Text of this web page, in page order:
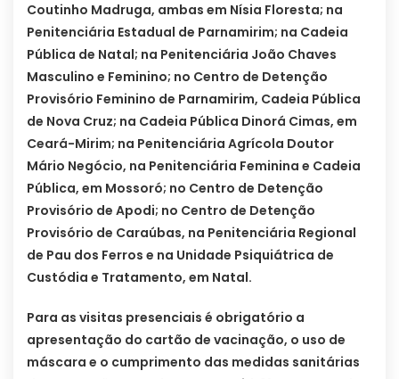
Coutinho Madruga, ambas em Nísia Floresta; na
Penitenciária Estadual de Parnamirim; na Cadeia
Pública de Natal; na Penitenciária João Chaves
Masculino e Feminino; no Centro de Detenção
Provisório Feminino de Parnamirim, Cadeia Pública
de Nova Cruz; na Cadeia Pública Dinorá Cimas, em
Ceará-Mirim; na Penitenciária Agrícola Doutor
Mário Negócio, na Penitenciária Feminina e Cadeia
Pública, em Mossoró; no Centro de Detenção
Provisório de Apodi; no Centro de Detenção
Provisório de Caraúbas, na Penitenciária Regional
de Pau dos Ferros e na Unidade Psiquiátrica de
Custódia e Tratamento, em Natal.
Para as visitas presenciais é obrigatório a
apresentação do cartão de vacinação, o uso de
máscara e o cumprimento das medidas sanitárias